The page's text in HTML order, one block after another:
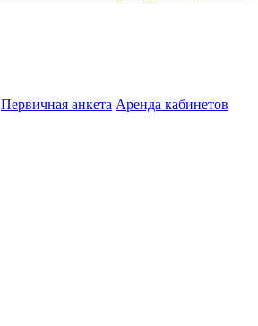
Первичная анкета Аренда кабинетов